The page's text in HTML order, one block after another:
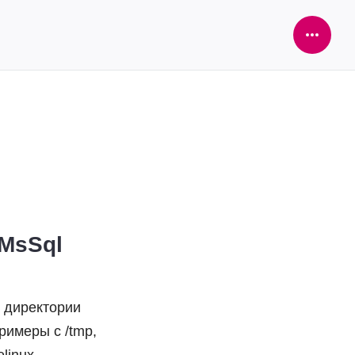
Open
с /tmp,